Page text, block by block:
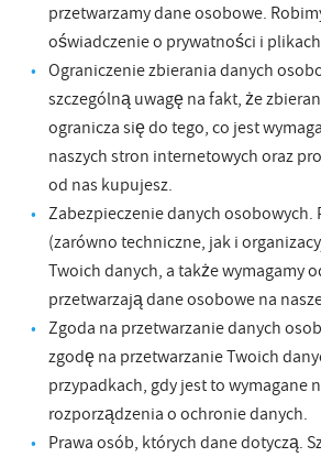
przetwarzamy dane osobowe.
oświadczenie o prywatności i
Ograniczenie zbierania danych
szczególną uwagę na fakt, że
ogranicza się do tego, co jest
naszych stron internetowych oraz
od nas kupujesz.
Zabezpieczenie danych
(zarówno techniczne, jak i
Twoich danych, a także wymagamy
przetwarzają dane osobowe na
Zgoda na przetwarzanie danych
zgodę na przetwarzanie Twoich
przypadkach, gdy jest to wymagane
rozporządzenia o ochronie danych.
Prawa osób, których dane dotyczą.